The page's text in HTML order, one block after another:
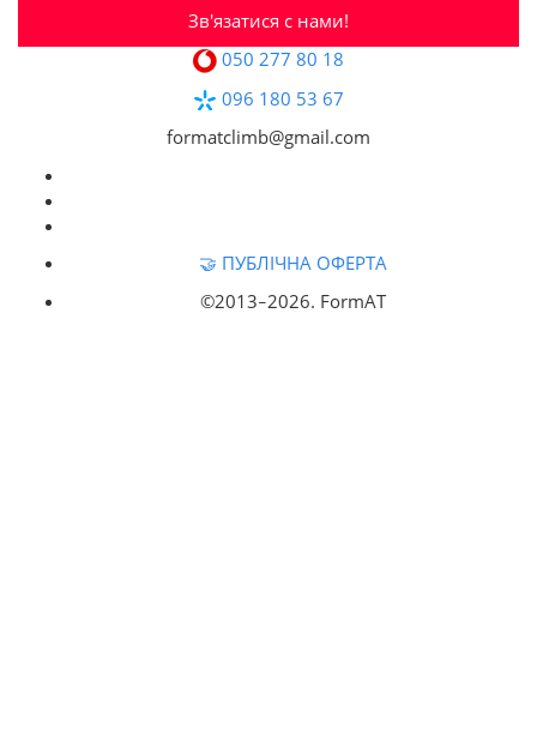
Зв'язатися с нами!
050 277 80 18
096 180 53 67
formatclimb@gmail.com
🤝 ПУБЛІЧНА ОФЕРТА
©2013‒2026. FormAT